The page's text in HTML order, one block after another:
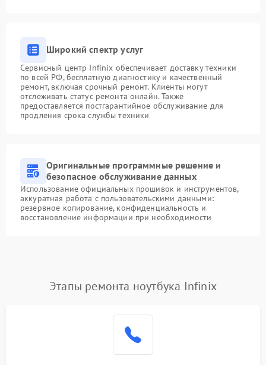
Широкий спектр услуг
Сервисный центр Infinix обеспечивает доставку техники
по всей РФ, бесплатную диагностику и качественный
ремонт, включая срочный ремонт. Клиенты могут
отслеживать статус ремонта онлайн. Также
предоставляется постгарантийное обслуживание для
продления срока службы техники
Оригинальные программные решение и
безопасное обслуживание данных
Использование официальных прошивок и инструментов,
аккуратная работа с пользовательскими данными:
резервное копирование, конфиденциальность и
восстановление информации при необходимости
Этапы ремонта ноутбука Infinix